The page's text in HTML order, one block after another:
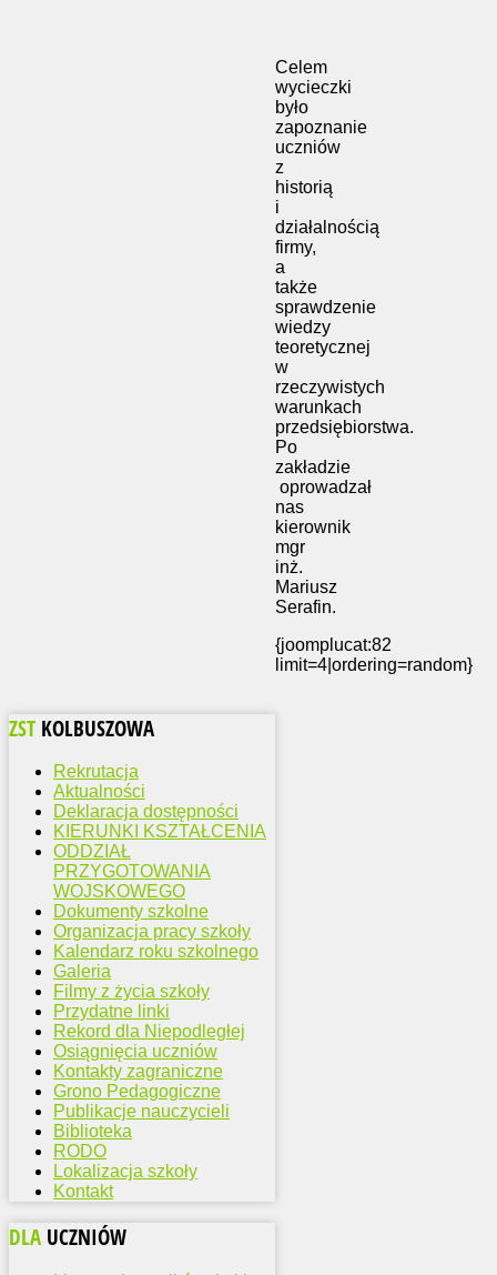
Celem
wycieczki
było
zapoznanie
uczniów
z
historią
i
działalnością
firmy,
a
także
sprawdzenie
wiedzy
teoretycznej
w
rzeczywistych
warunkach
przedsiębiorstwa.
Po
zakładzie
oprowadzał
nas
kierownik
mgr
inż.
Mariusz
Serafin.
{joomplucat:82
limit=4|ordering=random}
ZST KOLBUSZOWA
Rekrutacja
Aktualności
Deklaracja dostępności
KIERUNKI KSZTAŁCENIA
ODDZIAŁ
PRZYGOTOWANIA
WOJSKOWEGO
Dokumenty szkolne
Organizacja pracy szkoły
Kalendarz roku szkolnego
Galeria
Filmy z życia szkoły
Przydatne linki
Rekord dla Niepodległej
Osiągnięcia uczniów
Kontakty zagraniczne
Grono Pedagogiczne
Publikacje nauczycieli
Biblioteka
RODO
Lokalizacja szkoły
Kontakt
DLA UCZNIÓW